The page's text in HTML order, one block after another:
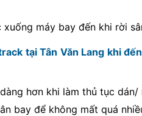
máy bay đến khi rời
tại Tân Văn Lang khi
hơn khi làm thủ tục dán/
bay để không mất quá